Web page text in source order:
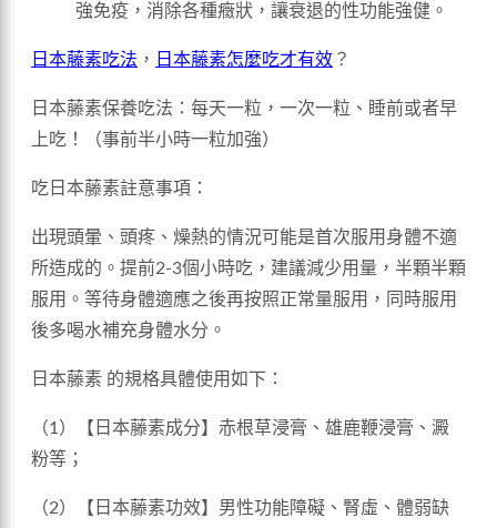
強免疫，消除各種癥狀，讓衰退的性功能強健。
日本藤素吃法 ， 日本藤素怎麼吃才有效 ？
日本藤素保養吃法：每天一粒，一次一粒、睡前或者早
上吃！（事前半小時一粒加強）
吃日本藤素註意事項：
出現頭暈、頭疼、燥熱的情況可能是首次服用身體不適
所造成的。提前2-3個小時吃，建議減少用量，半顆半顆
服用。等待身體適應之後再按照正常量服用，同時服用
後多喝水補充身體水分。
日本藤素 的規格具體使用如下：
（1）【日本藤素成分】赤根草浸膏、雄鹿鞭浸膏、澱
粉等；
（2）【日本藤素功效】男性功能障礙、腎虛、體弱缺